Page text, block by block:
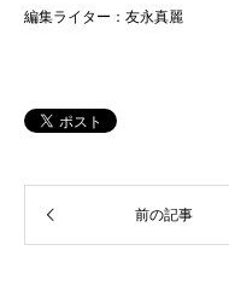
編集ライター：友永真麗
前の記事